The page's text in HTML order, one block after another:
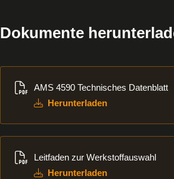
Dokumente
AMS 4590 Technisches Datenblatt
Herunterladen
Leitfaden zur Werkstoffauswahl
Herunterladen